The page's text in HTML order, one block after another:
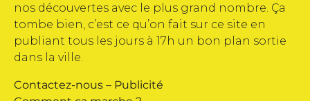
nos découvertes avec le plus grand nombre. Ça
tombe bien, c’est ce qu’on fait sur ce site en
publiant tous les jours à 17h un bon plan sortie
dans la ville.
Contactez-nous – Publicité